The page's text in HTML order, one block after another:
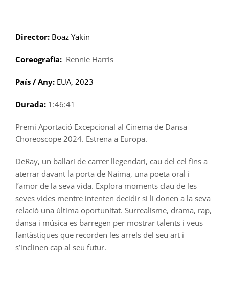
Director: Boaz Yakin
Coreografia: Rennie Harris
País / Any: EUA, 2023
Durada: 1:46:41
Premi Aportació Excepcional al Cinema de Dansa
Choreoscope 2024. Estrena a Europa.
DeRay, un ballarí de carrer llegendari, cau del cel fins a
aterrar davant la porta de Naima, una poeta oral i
l’amor de la seva vida. Explora moments clau de les
seves vides mentre intenten decidir si li donen a la seva
relació una última oportunitat. Surrealisme, drama, rap,
dansa i música es barregen per mostrar talents i veus
fantàstiques que recorden les arrels del seu art i
s’inclinen cap al seu futur.